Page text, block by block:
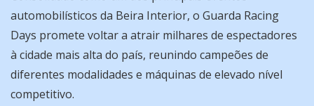
automobilísticos da Beira Interior, o Guarda Racing
Days promete voltar a atrair milhares de espectadores
à cidade mais alta do país, reunindo campeões de
diferentes modalidades e máquinas de elevado nível
competitivo.